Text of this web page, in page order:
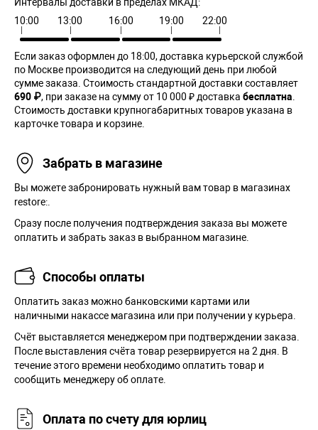
Интервалы доставки в пределах МКАД:
10:00
13:00 16:00 19:00 22:00
Если заказ оформлен до 18:00, доставка курьерской службой
по Москве производится на следующий день при любой
сумме заказа. Cтоимость стандартной доставки составляет
690 ₽, при заказе на сумму от 10 000 ₽ доставка бесплатна.
Стоимость доставки крупногабаритных товаров указана в
карточке товара и корзине.
Забрать в магазине
Вы можете забронировать нужный вам товар в магазинах
restore:.
Сразу после получения подтверждения заказа вы можете
оплатить и забрать заказ в выбранном магазине.
Способы оплаты
Оплатить заказ можно банковскими картами или
наличными накассе магазина или при получении у курьера.
Cчёт выставляется менеджером при подтверждении заказа.
После выставления счёта товар резервируется на 2 дня. В
течение этого времени необходимо оплатить товар и
сообщить менеджеру об оплате.
Оплата по счету для юрлиц